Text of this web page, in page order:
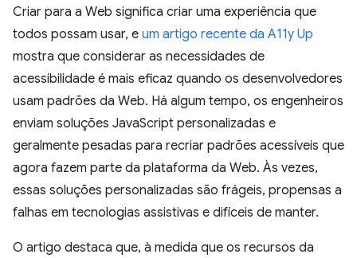
Criar para a Web significa criar uma experiência que
todos possam usar, e um artigo recente da A11y Up
mostra que considerar as necessidades de
acessibilidade é mais eficaz quando os desenvolvedores
usam padrões da Web. Há algum tempo, os engenheiros
enviam soluções JavaScript personalizadas e
geralmente pesadas para recriar padrões acessíveis que
agora fazem parte da plataforma da Web. Às vezes,
essas soluções personalizadas são frágeis, propensas a
falhas em tecnologias assistivas e difíceis de manter.
O artigo destaca que, à medida que os recursos da